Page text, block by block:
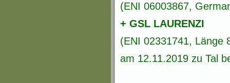
(ENI 06003867,
+ GSL LAURENZI
(ENI 02331741, Länge
am 12.11.2019 zu Tal